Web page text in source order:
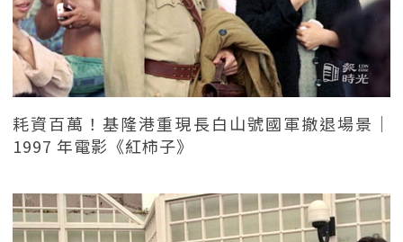
耗資百萬！基隆港重現長白山號國軍撤退場景｜
1997 年電影《紅柿子》